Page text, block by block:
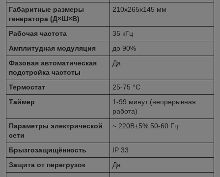
Габаритные размеры
генератора (Д×Ш×В)
210x265x145 мм
Рабочая частота
35 кГц
Амплитудная модуляция
до 90%
Фазовая автоматическая
подстройка частоты
Да
Термостат
25-75 °С
Таймер
1-99 минут (непрерывная
работа)
Параметры электрической
сети
~ 220В±5% 50-60 Гц
Брызгозащищённость
IP 33
Защита от перегрузок
Да